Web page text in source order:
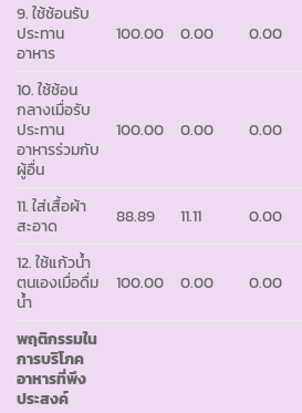
9. ใช้ช้อนรับ
ประทาน
อาหาร
100.00 0.00 0.00
10. ใช้ช้อน
กลางเมื่อรับ
ประทาน
อาหารร่วมกับ
ผู้อื่น
100.00 0.00 0.00
11. ใส่เสื้อผ้า
สะอาด
88.89 11.11 0.00
12. ใช้แก้วน้ำ
ตนเองเมื่อดื่ม
น้ำ
100.00 0.00 0.00
พฤติกรรมใน
การบริโภค
อาหารที่พึง
ประสงค์